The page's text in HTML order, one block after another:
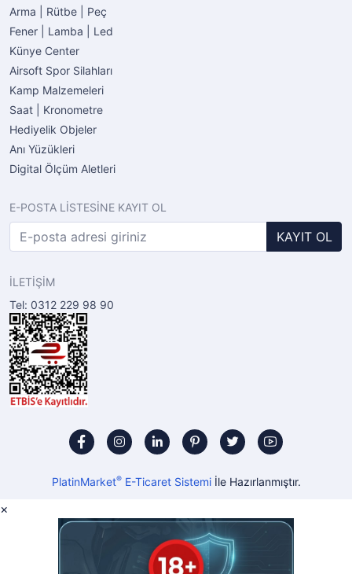
Arma | Rütbe | Peç
Fener | Lamba | Led
Künye Center
Airsoft Spor Silahları
Kamp Malzemeleri
Saat | Kronometre
Hediyelik Objeler
Anı Yüzükleri
Digital Ölçüm Aletleri
E-POSTA LİSTESİNE KAYIT OL
KAYIT OL
İLETİŞİM
Tel: 0312 229 98 90
PlatinMarket®E-Ticaret Sistemiİle Hazırlanmıştır.
×